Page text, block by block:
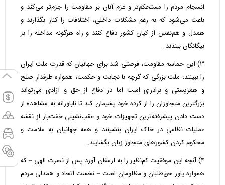
انسجام مردم را مستحکم‌تر و عزم آنان بر مقاومت را جزم‌تر می‌کند و
باعث می‌شود که به رغم مشکلات داخلی، اختلافات را کنار بگذارند و
همدل و هم‌نفس از کیان کشور دفاع کنند و راه هرگونه مداخله را بر
بیگانگان ببندند.
۳) این حماسه مقاومت، فرصتی شد برای جهانیان که قدرت ملت ایران
را ببینند؛ ملت بزرگی که گرچه با نجابت و حکمت، همواره طرفدار صلح
و همزیستی و برادری است اما در دفاع از حق و آزادی می‌تواند
بزرگترین متجاوزان را از کرده خود پشیمان کند تا ناباورانه به مشاهده از
دست دادن پیشرفته‌ترین تجهیزات خود و عقب‌نشینی خفت‌بار از نقشه
عملیات نظامی در خاک ایران بنشینند و همه جهانیان به ملامت و
محکوم کردن کشورهای متجاوز زبان بگشایند.
۴) آنچه این موفقیت کم‌نظیر را به ارمغان آورد پس از نصرت الهی – که
همواره یاور حق‌طلبان و مظلومان است – نخست اتحاد و همدلی مردم